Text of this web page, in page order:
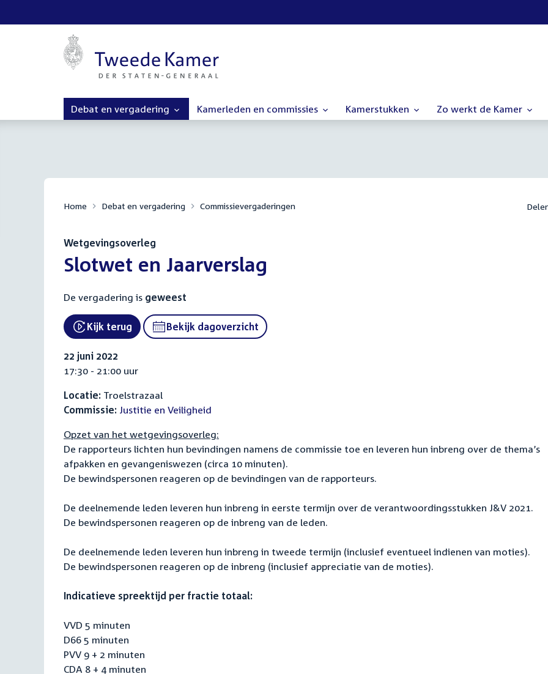
Debat en vergadering Kamerleden en commissies Kamerstukken Zo werkt de Kamer
Home Debat en vergadering Commissievergaderingen
Wetgevingsoverleg
:Slotwet en Jaarverslag
De vergadering is geweest
Kijk terug Bekijk dagoverzicht
22 juni 2022
17:30 - 21:00 uur
Locatie: Troelstrazaal
Commissie: Justitie en Veiligheid
Opzet van het wetgevingsoverleg:
De rapporteurs lichten hun bevindingen namens de commissie toe en leveren hun inbreng over de thema’s
afpakken en gevangeniswezen (circa 10 minuten).
De bewindspersonen reageren op de bevindingen van de rapporteurs.
De deelnemende leden leveren hun inbreng in eerste termijn over de verantwoordingsstukken J&V 2021.
De bewindspersonen reageren op de inbreng van de leden.
De deelnemende leden leveren hun inbreng in tweede termijn (inclusief eventueel indienen van moties).
De bewindspersonen reageren op de inbreng (inclusief appreciatie van de moties).
Indicatieve spreektijd per fractie totaal:
VVD 5 minuten
D66 5 minuten
PVV 9 + 2 minuten
CDA 8 + 4 minuten